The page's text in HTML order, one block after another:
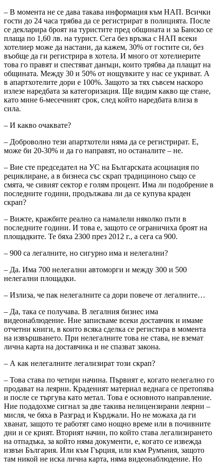
– В момента не се дава такава информация към НАП. Всички
гости до 24 часа трябва да се регистрират в полицията. После
се декларира броят на туристите пред общината и за Банско се
плаща по 1,60 лв. на турист. Сега без връзка с НАП всеки
хотелиер може да настани, да кажем, 30% от гостите си, без
въобще да ги регистрира в хотела. И много от хотелиерите
това го правят и спестяват данъци, които трябва да плащат на
общината. Между 30 и 50% от нощувките у нас се укриват. А
в апартхотелите дори е 100%. Защото за тях съвсем наскоро
излезе наредбата за категоризация. Ще видим какво ще стане,
като мине 6-месечният срок, след който наредбата влиза в
сила.
– И какво очаквате?
– Доброволно тези апартхотели няма да се регистрират. Е,
може би 20-30% и да го направят, но останалите – не.
– Вие сте председател на УС на Българската асоциация по
рециклиране, а в бизнеса със скрап традициноно също се
смята, че сивият сектор е голям процент. Има ли подобрение в
последните години, продължава ли да се купува краден
скрап?
– Вижте, кражбите реално са намалели няколко пъти в
последните години. И това е, защото се ограничиха броят на
площадките. Те бяха 2300 през 2012 г., а сега са 900.
– 900 са легалните, но сигурно има и нелегални?
– Да. Има 700 нелегални автоморги и между 300 и 500
нелегални площадки.
– Излиза, че пак нелегалните са дори повече от легалните…
– Да, така се получава. В легалния бизнес има
видеонаблюдение. Ние записваме всеки доставчик и имаме
отчетни книги, в които всяка сделка се регистира в момента
на извършването. При нелегалните това не става, не вземат
лична карта на доставчика и не спазват закона.
– А как нелегалните легализират този скрап?
– Това става по четири начина. Първият е, когато нелегално го
продават на леярни. Краденият материал веднага се претопява
и после се търгува като метал. Това е основното направление.
Ние подадохме сигнал за две такива нелицензирани леярни –
мисля, че бяха в Разград и Кърджали. Но не можаха да ги
хванат, защото те работят само нощно време или в почивните
дни и се крият. Вторият начин, по който става легализирането
на отпадъка, за който няма документи, е, когато се извежда
извън България. Или към Гърция, или към Румъния, защото
там никой не иска лична карта, няма видеонаблюдение. Но